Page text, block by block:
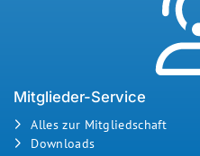
Mitglieder-Service
Alles zur Mitgliedschaft
Downloads